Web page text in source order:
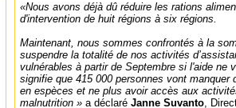
«Nous avons déjà dû réduire les rations
d'intervention de huit régions à six régions.
Maintenant, nous sommes confrontés à la
suspendre la totalité de nos activités
vulnérables à partir de Septembre si l'aide ne
signifie que 415 000 personnes vont manquer
en espèces et ne plus avoir accès aux
malnutrition » a déclaré Janne Suvanto,